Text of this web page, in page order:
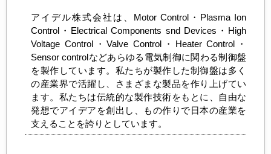
アイデル株式会社は、Motor Control・Plasma Ion
Control・Electrical Components snd Devices・High
Voltage Control・Valve Control・Heater Control・
Sensor controlなどあらゆる電気制御に関わる制御盤
を製作しています。私たちが製作した制御盤は多く
の産業界で活躍し、さまざまな製品を作り上げてい
ます。私たちは伝統的な製作技術をもとに、自由な
発想でアイデアを創出し、もの作りで日本の産業を
支えることを誇りとしています。